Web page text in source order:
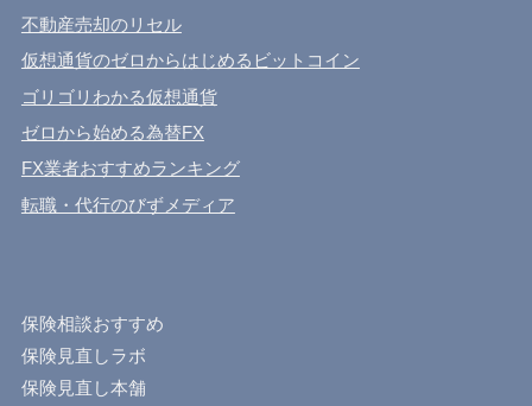
不動産売却のリセル
仮想通貨のゼロからはじめるビットコイン
ゴリゴリわかる仮想通貨
ゼロから始める為替FX
FX業者おすすめランキング
転職・代行のびずメディア
保険相談おすすめ
保険見直しラボ
保険見直し本舗